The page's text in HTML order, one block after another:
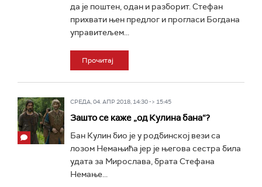
да је поштен, одан и разборит. Стефан
прихвати њен предлог и прогласи Богдана
управитељем...
Прочитај
СРЕДА, 04. АПР 2018, 14:30 -> 15:45
Зашто се каже „од Кулина бана“?
Бан Кулин био је у родбинској вези са
лозом Немањића јер је његова сестра била
удата за Мирослава, брата Стефана
Немање...